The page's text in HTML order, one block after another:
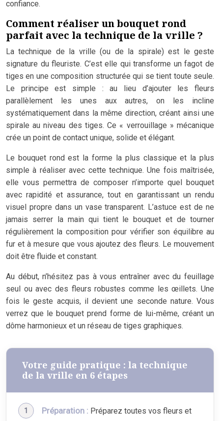
confiance.
Comment réaliser un bouquet rond
parfait avec la technique de la vrille ?
La technique de la vrille (ou de la spirale) est le geste
signature du fleuriste. C’est elle qui transforme un fagot de
tiges en une composition structurée qui se tient toute seule.
Le principe est simple : au lieu d’ajouter les fleurs
parallèlement les unes aux autres, on les incline
systématiquement dans la même direction, créant ainsi une
spirale au niveau des tiges. Ce « verrouillage » mécanique
crée un point de contact unique, solide et élégant.
Le bouquet rond est la forme la plus classique et la plus
simple à réaliser avec cette technique. Une fois maîtrisée,
elle vous permettra de composer n’importe quel bouquet
avec rapidité et assurance, tout en garantissant un rendu
visuel propre dans un vase transparent. L’astuce est de ne
jamais serrer la main qui tient le bouquet et de tourner
régulièrement la composition pour vérifier son équilibre au
fur et à mesure que vous ajoutez des fleurs. Le mouvement
doit être fluide et constant.
Au début, n’hésitez pas à vous entraîner avec du feuillage
seul ou avec des fleurs robustes comme les œillets. Une
fois le geste acquis, il devient une seconde nature. Vous
verrez que le bouquet prend forme de lui-même, créant un
dôme harmonieux et un réseau de tiges graphiques.
Votre guide pratique : la technique
de la vrille en 6 étapes
Préparation : Préparez toutes vos fleurs et